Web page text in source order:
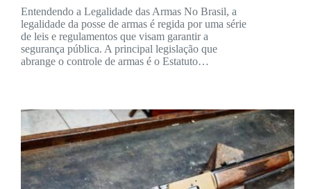
Entendendo a Legalidade das Armas No Brasil, a
legalidade da posse de armas é regida por uma série
de leis e regulamentos que visam garantir a
segurança pública. A principal legislação que
abrange o controle de armas é o Estatuto…